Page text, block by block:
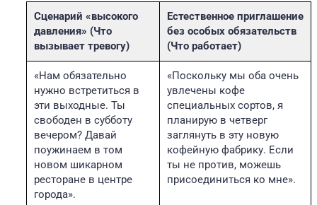
Сценарий «высокого
давления» (Что
вызывает тревогу)
Естественное приглашение
без особых обязательств
(Что работает)
«Нам обязательно
нужно встретиться в
эти выходные. Ты
свободен в субботу
вечером? Давай
поужинаем в том
новом шикарном
ресторане в центре
города».
«Поскольку мы оба очень
увлечены кофе
специальных сортов, я
планирую в четверг
заглянуть в эту новую
кофейную фабрику. Если
ты не против, можешь
присоединиться ко мне».